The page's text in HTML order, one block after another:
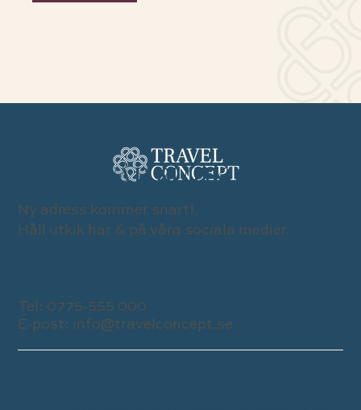
BESÖK VÅR BUTIK
Ny adress kommer snart!
Håll utkik här & på våra sociala medier.
Tel: 0775-555 000
E-post: info@travelconcept.se